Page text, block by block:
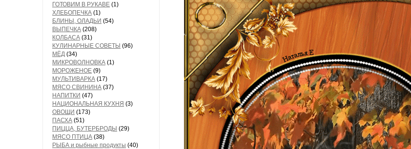
ГОТОВИМ В РУКАВЕ (1)
ХЛЕБОПЕЧКА (1)
БЛИНЫ, ОЛАДЬИ (54)
ВЫПЕЧКА (208)
КОЛБАСА (31)
КУЛИНАРНЫЕ СОВЕТЫ (96)
МЁД (34)
МИКРОВОЛНОВКА (1)
МОРОЖЕНОЕ (9)
МУЛЬТИВАРКА (17)
МЯСО СВИНИНА (37)
НАПИТКИ (47)
НАЦИОНАЛЬНАЯ КУХНЯ (3)
ОВОЩИ (173)
ПАСХА (51)
ПИЦЦА, БУТЕРБРОДЫ (29)
МЯСО ПТИЦА (38)
РЫБА и рыбные продукты (40)